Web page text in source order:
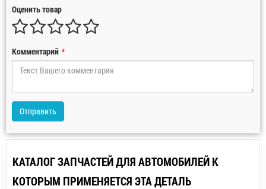
Оценить товар
Комментарий *
Отправить
КАТАЛОГ ЗАПЧАСТЕЙ ДЛЯ АВТОМОБИЛЕЙ К
КОТОРЫМ ПРИМЕНЯЕТСЯ ЭТА ДЕТАЛЬ